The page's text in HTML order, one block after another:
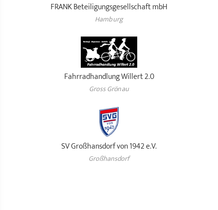
FRANK Beteiligungsgesellschaft mbH
Hamburg
Fahrradhandlung Willert 2.0
Gross Grönau
SV Großhansdorf von 1942 e.V.
Großhansdorf